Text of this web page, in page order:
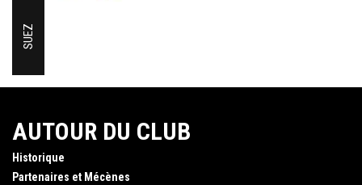
SUEZ
AUTOUR DU CLUB
Historique
Partenaires et Mécènes